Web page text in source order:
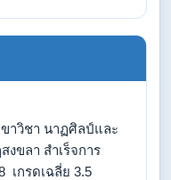
วิชา นาฏศิลป์และ
งขลา สำเร็จการ
เกรดเฉลี่ย 3.5